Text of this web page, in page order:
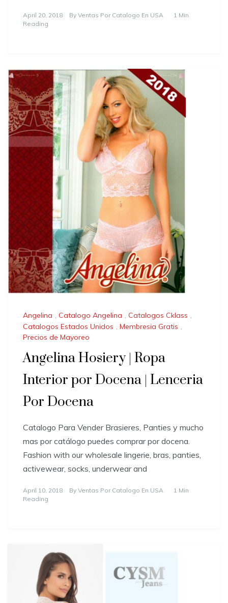
April 20, 2018 By Ventas Por Catalogo En USA
1 Min
Reading
Angelina , Catalogo Angelina , Catalogos Cklass ,
Catalogos Estados Unidos , Membresia Gratis ,
Precios de Mayoreo
Angelina Hosiery | Ropa
Interior por Docena | Lenceria
Por Docena
Catalogo Para Vender Brasieres, Panties y mucho
mas por catálogo puedes comprar por docena.
Fashion with our wholesale lingerie, bras, panties,
activewear, socks, underwear and
April 10, 2018 By Ventas Por Catalogo En USA
1 Min
Reading